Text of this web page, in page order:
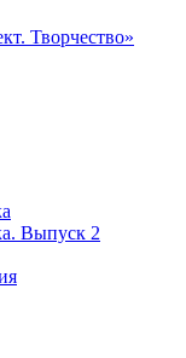
Творчество»
Выпуск 2